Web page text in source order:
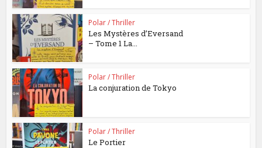
Polar / Thriller
Les Mystères d’Eversand
– Tome 1 La...
Polar / Thriller
La conjuration de Tokyo
Polar / Thriller
Le Portier